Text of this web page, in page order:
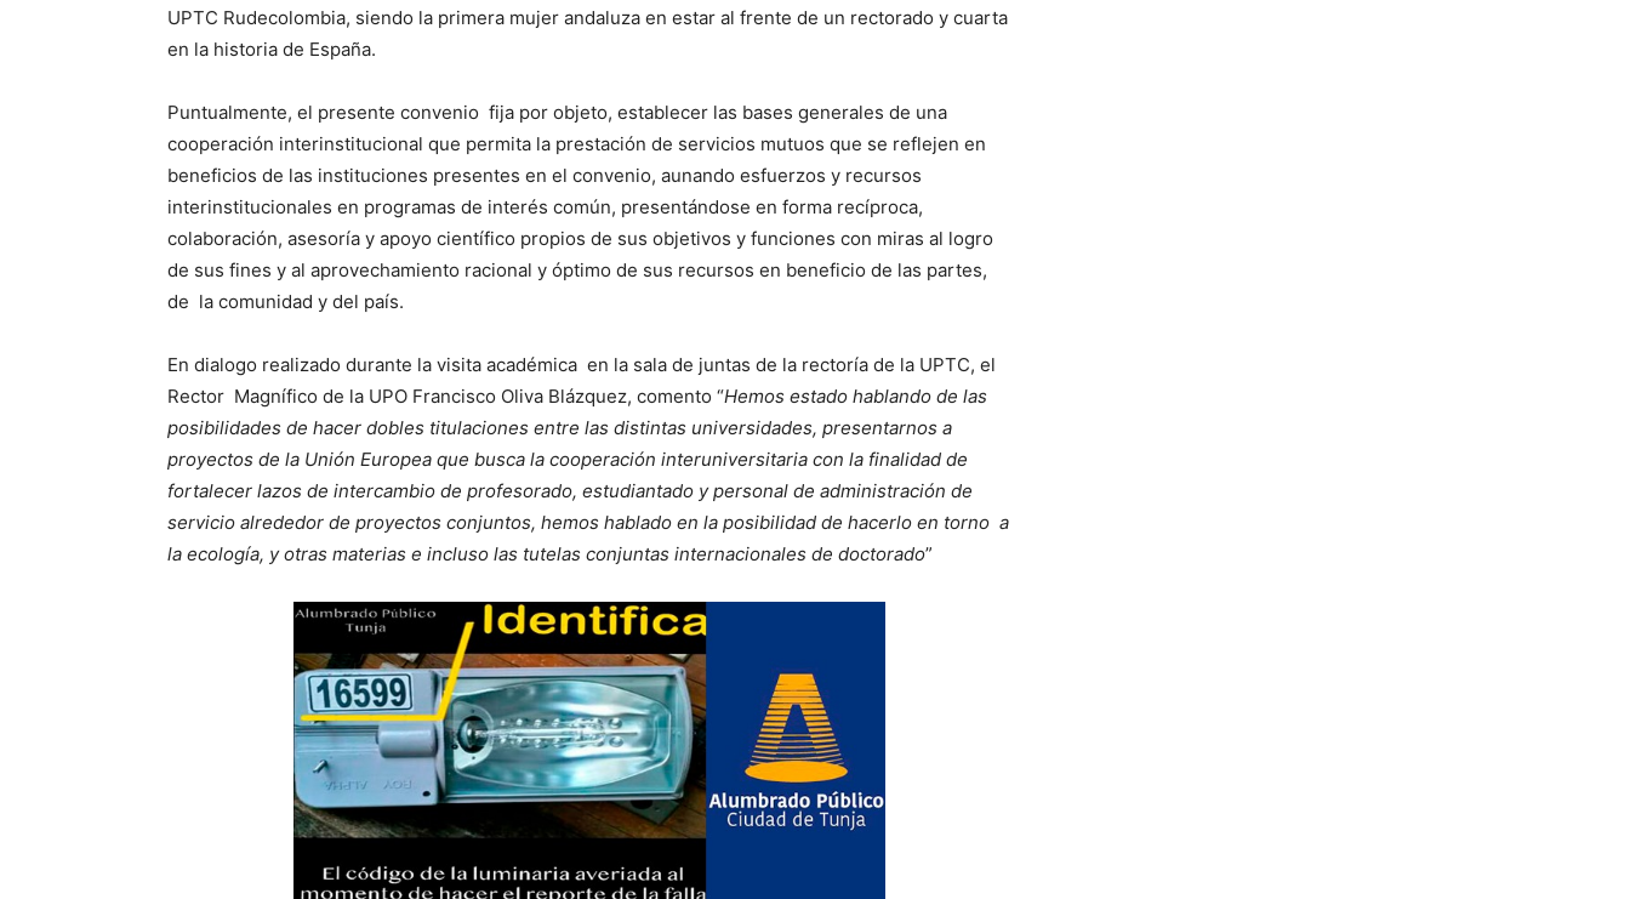
UPTC Rudecolombia, siendo la primera mujer andaluza en estar al frente de un rectorado y cuarta
en la historia de España.
Puntualmente, el presente convenio fija por objeto, establecer las bases generales de una
cooperación interinstitucional que permita la prestación de servicios mutuos que se reflejen en
beneficios de las instituciones presentes en el convenio, aunando esfuerzos y recursos
interinstitucionales en programas de interés común, presentándose en forma recíproca,
colaboración, asesoría y apoyo científico propios de sus objetivos y funciones con miras al logro
de sus fines y al aprovechamiento racional y óptimo de sus recursos en beneficio de las partes,
de la comunidad y del país.
En dialogo realizado durante la visita académica en la sala de juntas de la rectoría de la UPTC, el
Rector Magnífico de la UPO Francisco Oliva Blázquez, comento “Hemos estado hablando de las
posibilidades de hacer dobles titulaciones entre las distintas universidades, presentarnos a
proyectos de la Unión Europea que busca la cooperación interuniversitaria con la finalidad de
fortalecer lazos de intercambio de profesorado, estudiantado y personal de administración de
servicio alrededor de proyectos conjuntos, hemos hablado en la posibilidad de hacerlo en torno a
la ecología, y otras materias e incluso las tutelas conjuntas internacionales de doctorado”